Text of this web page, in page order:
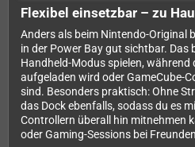
Flexibel einsetzbar – zu
Anders als beim Nintendo-Original
in der Power Bay gut sichtbar. Das
Handheld-Modus spielen, während
aufgeladen wird oder GameCube-
sind. Besonders praktisch: Ohne
das Dock ebenfalls, sodass du es
Controllern überall hin mitnehmen
oder Gaming-Sessions bei